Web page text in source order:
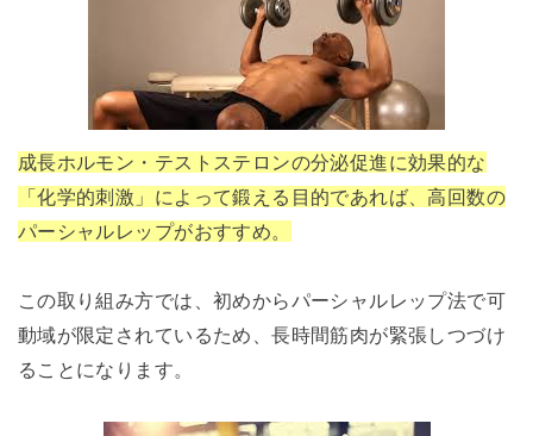
成長ホルモン・テストステロンの分泌促進に効果的な
「化学的刺激」によって鍛える目的であれば、高回数の
パーシャルレップがおすすめ。
この取り組み方では、初めからパーシャルレップ法で可
動域が限定されているため、長時間筋肉が緊張しつづけ
ることになります。